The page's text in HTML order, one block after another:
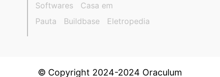
Softwares
Casa em
Pauta
Buildbase Eletropedia
© Copyright 2024-2024 Oraculum